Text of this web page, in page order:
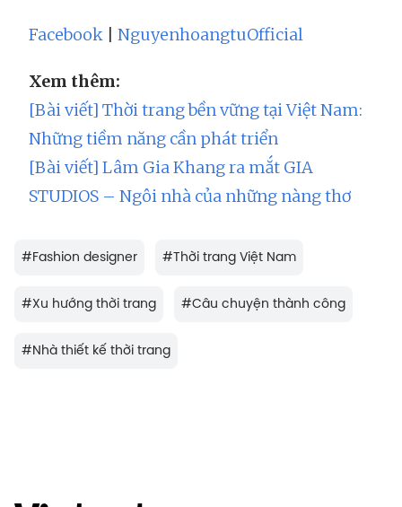
Facebook NguyenhoangtuOfficial
Xem thêm:
[Bài viết] Thời trang bền vững tại Việt Nam:
Những tiềm năng cần phát triển
[Bài viết] Lâm Gia Khang ra mắt GIA
STUDIOS – Ngôi nhà của những nàng thơ
#Fashion designer #Thời trang Việt Nam
#Xu hướng thời trang #Câu chuyện thành công
#Nhà thiết kế thời trang